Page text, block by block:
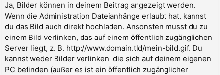
Ja, Bilder können in deinem Beitrag angezeigt werden.
Wenn die Administration Dateianhänge erlaubt hat, kannst
du das Bild auch direkt hochladen. Ansonsten musst du zu
einem Bild verlinken, das auf einem öffentlich zugänglichen
Server liegt, z. B. http://www.domain.tld/mein-bild.gif. Du
kannst weder Bilder verlinken, die sich auf deinem eigenen
PC befinden (außer es ist ein öffentlich zugänglicher